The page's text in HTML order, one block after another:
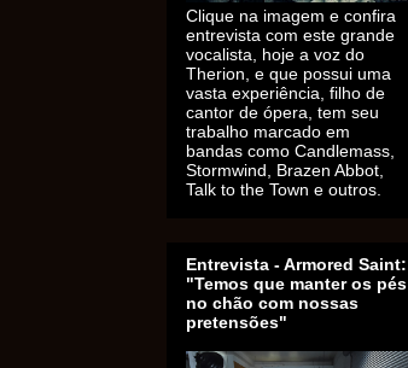
Clique na imagem e confira
entrevista com este grande
vocalista, hoje a voz do
Therion, e que possui uma
vasta experiência, filho de
cantor de ópera, tem seu
trabalho marcado em
bandas como Candlemass,
Stormwind, Brazen Abbot,
Talk to the Town e outros.
Entrevista - Armored Saint:
"Temos que manter os pés
no chão com nossas
pretensões"